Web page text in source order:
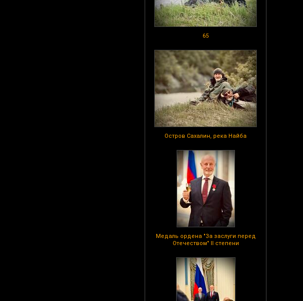
65
Остров Сахалин, река Найба
Медаль ордена "За заслуги перед
Отечеством" II степени